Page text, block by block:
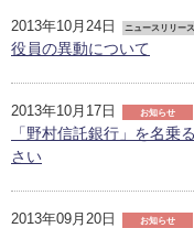
2013年10月24日 ニュースリリース
役員の異動について
2013年10月17日 お知らせ
「野村信託銀行」を名乗
さい
2013年09月20日 お知らせ